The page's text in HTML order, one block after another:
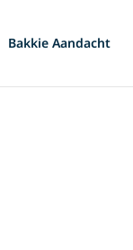
Bakkie Aandacht